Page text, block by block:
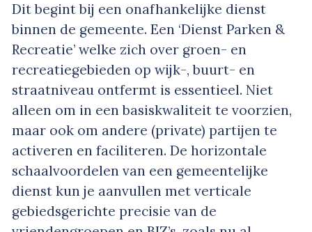
Dit begint bij een onafhankelijke dienst
binnen de gemeente. Een ‘Dienst Parken &
Recreatie’ welke zich over groen- en
recreatiegebieden op wijk-, buurt- en
straatniveau ontfermt is essentieel. Niet
alleen om in een basiskwaliteit te voorzien,
maar ook om andere (private) partijen te
activeren en faciliteren. De horizontale
schaalvoordelen van een gemeentelijke
dienst kun je aanvullen met verticale
gebiedsgerichte precisie van de